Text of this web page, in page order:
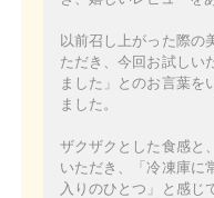
以前召し上がった際の
ただき、今回お試しい
ました」とのお言葉を
ました。
ザクザクとした食感と
いただき、「冷凍庫に
入りのひとつ」と感じ